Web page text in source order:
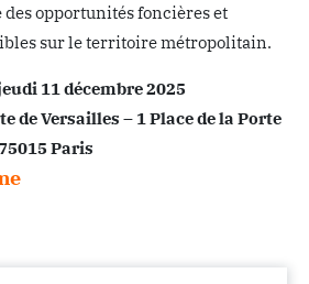
des opportunités foncières et
sur le territoire métropolitain.
11 décembre 2025
de Versailles – 1 Place de la Porte
75015 Paris